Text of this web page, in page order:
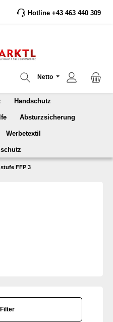
Hotline +43 463 440 309
Netto
Handschutz
Absturzsicherung
Werbetextil
FFP 3
Filter